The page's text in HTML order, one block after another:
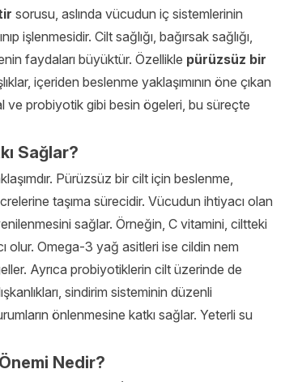
sorusu, aslında vücudun iç sistemlerinin
işlenmesidir. Cilt sağlığı, bağırsak sağlığı,
faydaları büyüktür. Özellikle pürüzsüz bir
içeriden beslenme yaklaşımının öne çıkan
ve probiyotik gibi besin ögeleri, bu süreçte
Sağlar?
Pürüzsüz bir cilt için beslenme,
taşıma sürecidir. Vücudun ihtiyacı olan
sağlar. Örneğin, C vitamini, ciltteki
olur. Omega-3 yağ asitleri ise cildin nem
Ayrıca probiyotiklerin cilt üzerinde de
sindirim sisteminin düzenli
önlenmesine katkı sağlar. Yeterli su
Nedir?